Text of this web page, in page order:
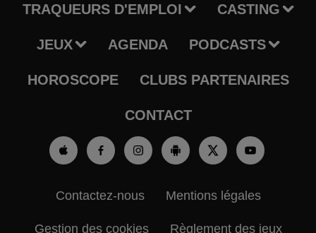
TRAQUEURS D'EMPLOI CASTING
JEUX AGENDA PODCASTS
HOROSCOPE CLUBS PARTENAIRES
CONTACT
Contactez-nous Mentions légales
Gestion des cookies Règlement des jeux